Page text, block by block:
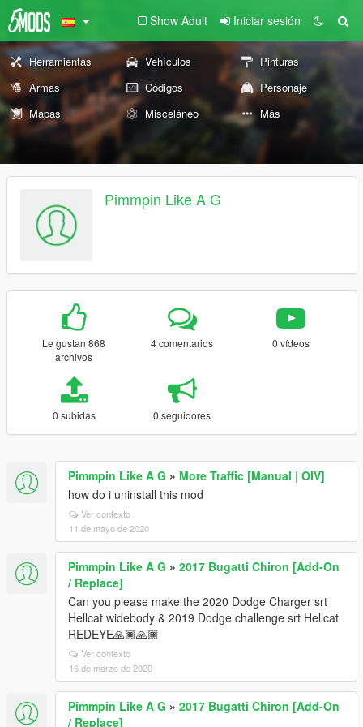
Show Adult Iniciar sesión
Herramientas Vehículos
Pinturas
Armas
Códigos
Personaje
Mapas
Misceláneo Más
Pimmpin Like A G
Le gustan 868
archivos
4 comentarios 0 vídeos
0 subidas 0 seguidores
Pimmpin Like A G » More Traffic [Manual | OIV]
how do i uninstall this mod
Ver contexto
11 de mayo de 2020
Pimmpin Like A G » 2017 Bugatti Chiron [Add-On
/ Replace]
Can you please make the 2020 Dodge Charger srt
Hellcat widebody & 2019 Dodge challenge srt Hellcat
REDEYE🙏🏾🙏🏾
Ver contexto
16 de marzo de 2020
Pimmpin Like A G » 2017 Bugatti Chiron [Add-On
/ Replace]